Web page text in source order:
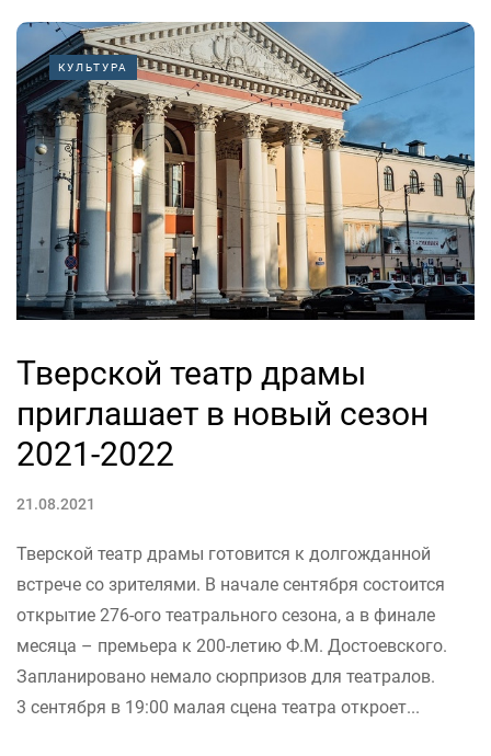
КУЛЬТУРА
Тверской театр драмы
приглашает в новый сезон
2021-2022
21.08.2021
Тверской театр драмы готовится к долгожданной
встрече со зрителями. В начале сентября состоится
открытие 276-ого театрального сезона, а в финале
месяца – премьера к 200-летию Ф.М. Достоевского.
Запланировано немало сюрпризов для театралов.
3 сентября в 19:00 малая сцена театра откроет...